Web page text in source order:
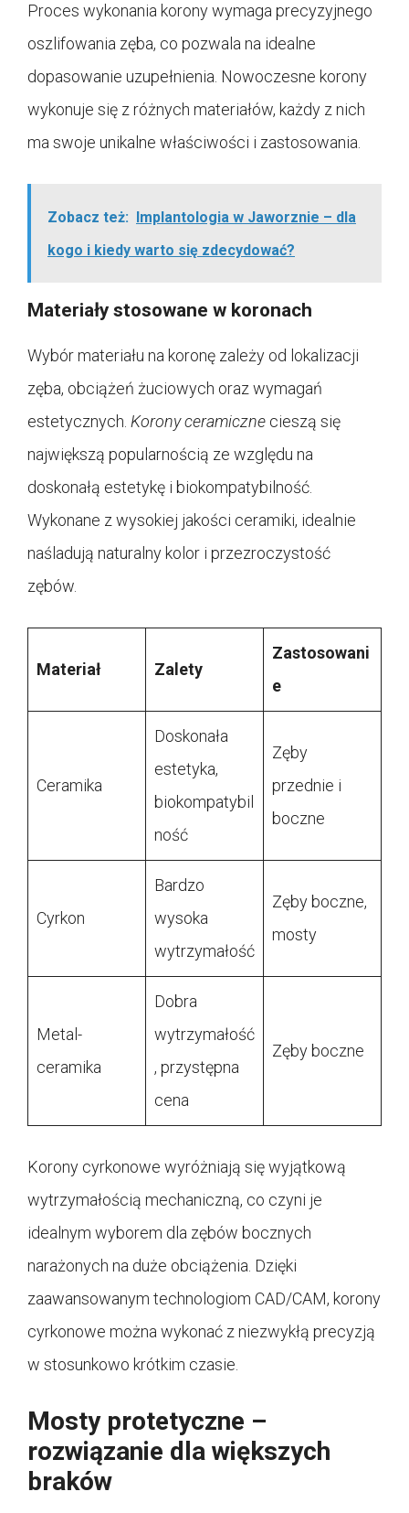
Proces wykonania korony wymaga precyzyjnego
oszlifowania zęba, co pozwala na idealne
dopasowanie uzupełnienia. Nowoczesne korony
wykonuje się z różnych materiałów, każdy z nich
ma swoje unikalne właściwości i zastosowania.
Zobacz też:
Implantologia w Jaworznie – dla
kogo i kiedy warto się zdecydować?
Materiały stosowane w koronach
Wybór materiału na koronę zależy od lokalizacji
zęba, obciążeń żuciowych oraz wymagań
estetycznych. Korony ceramiczne cieszą się
największą popularnością ze względu na
doskonałą estetykę i biokompatybilność.
Wykonane z wysokiej jakości ceramiki, idealnie
naśladują naturalny kolor i przezroczystość
zębów.
Materiał Zalety
Zastosowani
e
Ceramika
Doskonała
estetyka,
biokompatybil
ność
Zęby
przednie i
boczne
Cyrkon
Bardzo
wysoka
wytrzymałość
Zęby boczne,
mosty
Metal-
ceramika
Dobra
wytrzymałość
, przystępna
cena
Zęby boczne
Korony cyrkonowe wyróżniają się wyjątkową
wytrzymałością mechaniczną, co czyni je
idealnym wyborem dla zębów bocznych
narażonych na duże obciążenia. Dzięki
zaawansowanym technologiom CAD/CAM, korony
cyrkonowe można wykonać z niezwykłą precyzją
w stosunkowo krótkim czasie.
Mosty protetyczne –
rozwiązanie dla większych
braków